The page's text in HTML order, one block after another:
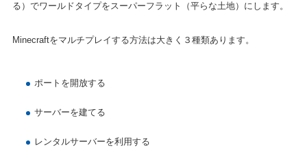
る）でワールドタイプをスーパーフラット（平らな土地）にします。
Minecraftをマルチプレイする方法は大きく３種類あります。
ポートを開放する
サーバーを建てる
レンタルサーバーを利用する